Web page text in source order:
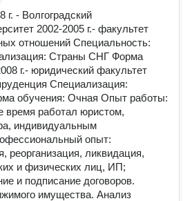
г. - Волгоградский
2002-2005 г.- факультет
отношений Специальность:
Страны СНГ Форма
г.- юридический факультет
Специализация:
обучения: Очная Опыт работы:
время работал юристом,
индивидуальным
опыт:
реорганизация, ликвидация,
и физических лиц, ИП;
и подписание договоров.
имущества. Анализ